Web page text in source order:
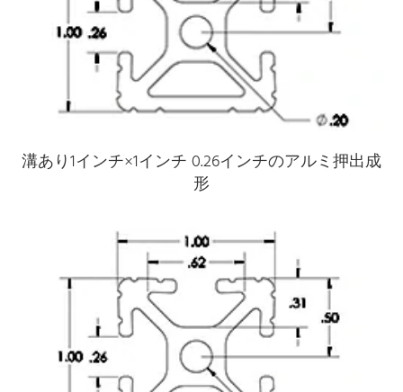
溝あり1インチ×1インチ 0.26インチのアルミ押出成
形